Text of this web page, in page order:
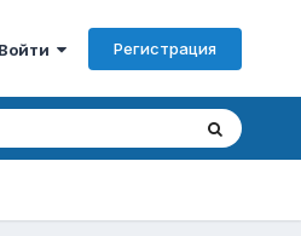
Войти Регистрация